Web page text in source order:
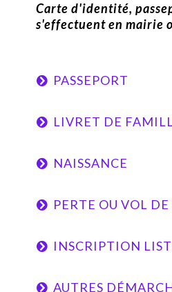
Carte d'identité,
s'effectuent en mairie
PASSEPORT
LIVRET DE
NAISSANCE
PERTE OU VOL
INSCRIPTION
AUTRES